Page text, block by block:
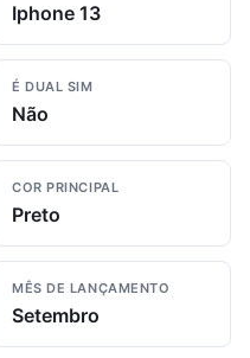
Iphone 13
É DUAL SIM
Não
COR PRINCIPAL
Preto
MÊS DE LANÇAMENTO
Setembro